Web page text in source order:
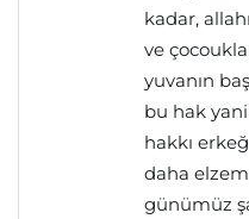
kadar,
ve
yuvanın
bu hak yani
hakkı
daha
günümüz